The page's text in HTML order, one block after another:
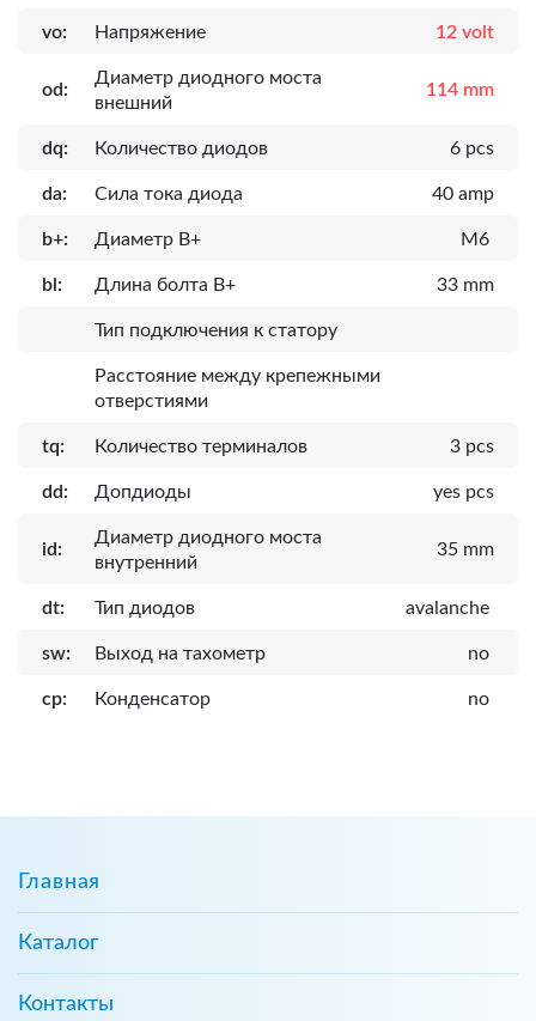
vo: Напряжение 12 volt
od:
Диаметр диодного моста
внешний
114 mm
dq: Количество диодов 6 pcs
da: Сила тока диода 40 amp
b+: Диаметр B+ M6
bl: Длина болта B+ 33 mm
Тип подключения к статору
Расcтояние между крепежными
отверстиями
tq: Количество терминалов 3 pcs
dd: Допдиоды yes pcs
id:
Диаметр диодного моста
внутренний
35 mm
dt: Тип диодов avalanche
sw: Выход на тахометр no
cp: Конденсатор no
Главная
Каталог
Контакты